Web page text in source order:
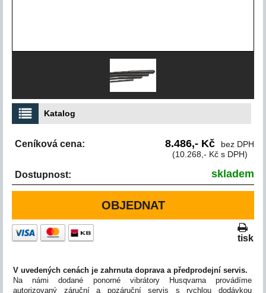
Katalog
Ceníková cena: 8.486,- Kč
bez DPH
(10.268,- Kč s DPH)
Dostupnost: skladem
OBJEDNAT
tisk
V uvedených cenách je zahrnuta doprava a předprodejní servis.
Na námi dodané ponorné vibrátory Husqvarna provádíme
autorizovaný záruční a pozáruční servis s rychlou dodávkou